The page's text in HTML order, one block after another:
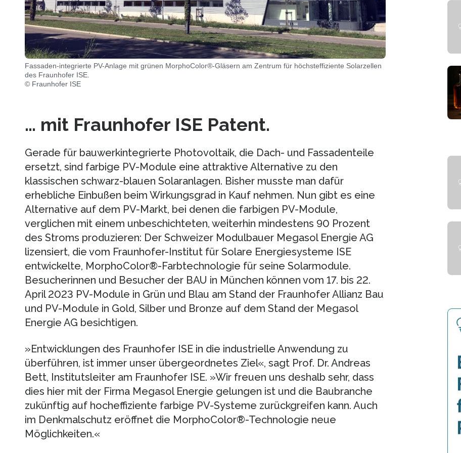
Fassaden-integrierte PV-Anlage mit grünen MorphoColor®-Gläsern am Zentrum für höchsteffiziente Solarzellen
des Fraunhofer ISE.
© Fraunhofer ISE
… mit Fraunhofer ISE Patent.
Gerade für bauwerkintegrierte Photovoltaik, die Dach- und Fassadenteile
ersetzt, sind farbige PV-Module eine attraktive Alternative zu den
klassischen schwarz-blauen Solaranlagen. Bisher musste man dafür
erhebliche Einbußen beim Wirkungsgrad in Kauf nehmen. Nun gibt es eine
Alternative auf dem PV-Markt, bei denen die farbigen PV-Module,
verglichen mit einem unbeschichteten, weiterhin mindestens 90 Prozent
des Stroms produzieren: Der Schweizer Modulbauer Megasol Energie AG
lizensiert, die vom Fraunhofer-Institut für Solare Energiesysteme ISE
entwickelte, MorphoColor®-Farbtechnologie für seine Solarmodule.
Besucherinnen und Besucher der BAU in München können vom 17. bis 22.
April 2023 PV-Module in Grün und Blau am Stand der Fraunhofer Allianz Bau
und PV-Module in Gold, Silber und Bronze auf dem Stand der Megasol
Energie AG besichtigen.
»Entwicklungen des Fraunhofer ISE in die industrielle Anwendung zu
überführen, ist immer unser übergeordnetes Ziel«, sagt Prof. Dr. Andreas
Bett, Institutsleiter am Fraunhofer ISE. »Wir freuen uns deshalb sehr, dass
dies hier mit der Firma Megasol Energie gelungen ist und die Baubranche
zukünftig auf hocheffiziente farbige PV-Systeme zurückgreifen kann. Auch
im Denkmalschutz eröffnet die MorphoColor®-Technologie neue
Möglichkeiten.«